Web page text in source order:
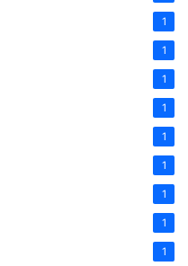
1
1
1
1
1
1
1
1
1